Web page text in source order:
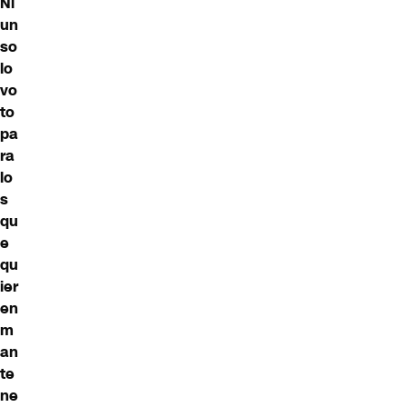
un
so
lo
vo
to
pa
ra
lo
s
qu
e
qu
ier
en
m
an
te
ne